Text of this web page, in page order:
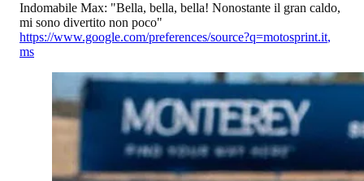
Indomabile Max: "Bella, bella, bella! Nonostante il gran caldo,
mi sono divertito non poco"
https://www.google.com/preferences/source?q=motosprint.it,
ms